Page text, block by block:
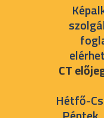
CT
Hétfő-